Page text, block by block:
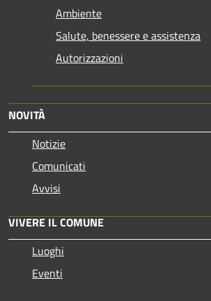
Ambiente
Salute, benessere e assistenza
Autorizzazioni
NOVITÀ
Notizie
Comunicati
Avvisi
VIVERE IL COMUNE
Luoghi
Eventi